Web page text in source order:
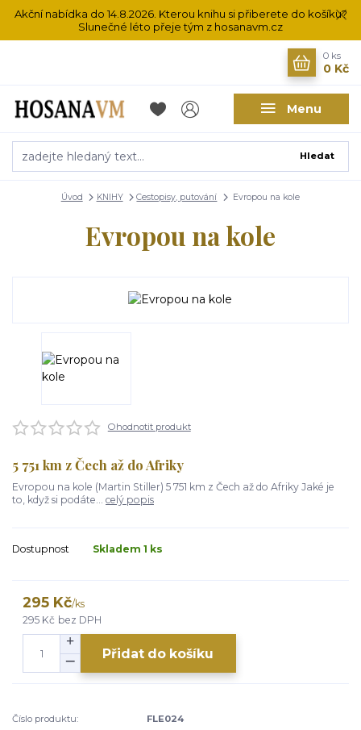
Akční nabídka do 14.8.2026. Kterou knihu si přiberete do košíku?
Slunečné léto přeje tým z hosanavm.cz
Menu
Hledat
0 ks
0 Kč
Úvod KNIHY Cestopisy, putování Evropou na kole
Evropou na kole
Ohodnotit produkt
5 751 km z Čech až do Afriky
Evropou na kole (Martin Stiller) 5 751 km z Čech až do Afriky Jaké je
to, když si podáte... celý popis
Dostupnost Skladem 1 ks
295 Kč/ks
295 Kč bez DPH
Přidat do košíku
Číslo produktu:
FLE024